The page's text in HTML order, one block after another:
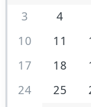
3
4
10
11
17
18
24
25